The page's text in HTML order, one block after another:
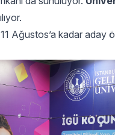
11 Ağustos’a kadar